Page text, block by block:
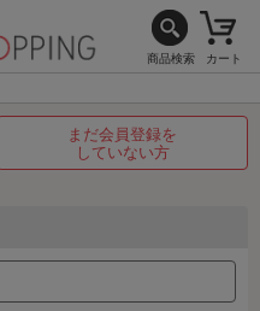
商品検索 カート
まだ会員登録を
していない方